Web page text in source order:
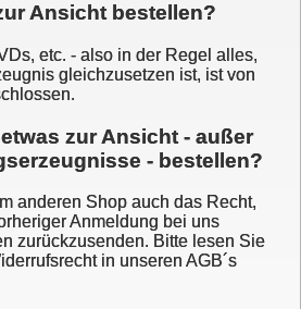
Ansicht bestellen?
etc. - also in der Regel alles,
gleichzusetzen ist, ist von
zur Ansicht - außer
- bestellen?
anderen Shop auch das Recht,
Anmeldung bei uns
zurückzusenden. Bitte lesen Sie
in unseren AGB´s